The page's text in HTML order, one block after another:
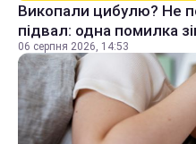
Викопали цибулю? Не
підвал: одна помилка
06 серпня 2026, 14:53